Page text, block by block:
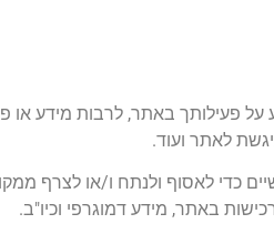
פעילותך באתר, לרבות מידע או
כדי לאסוף ולנתח ו/או לצרף
באתר, מידע דמוגרפי וכיו"ב.